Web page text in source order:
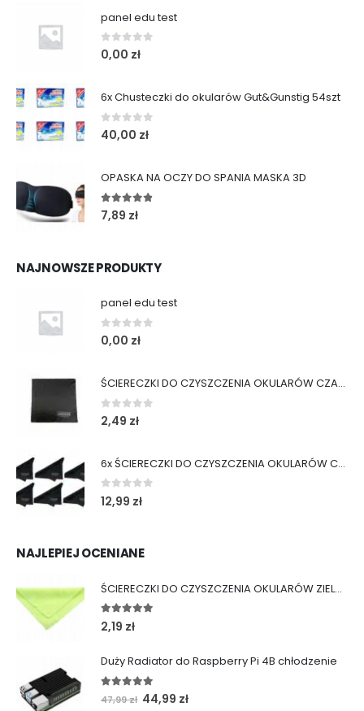
panel edu test
0 out of 5
0,00 zł
6x Chusteczki do okularów Gut&Gunstig 54szt
0 out of 5
40,00 zł
OPASKA NA OCZY DO SPANIA MASKA 3D
4.75 out of 5
7,89 zł
NAJNOWSZE PRODUKTY
panel edu test
0 out of 5
0,00 zł
ŚCIERECZKI DO CZYSZCZENIA OKULARÓW CZARNE
0 out of 5
2,49 zł
6x ŚCIERECZKI DO CZYSZCZENIA OKULARÓW CZARNE
0out of 5
12,99 zł
NAJLEPIEJ OCENIANE
ŚCIERECZKI DO CZYSZCZENIA OKULARÓW ZIELONE
5.00 out of 5
2,19 zł
Duży Radiator do Raspberry Pi 4B chłodzenie
out of 5
47,99zł Pierwotna
44,99 złAktualna